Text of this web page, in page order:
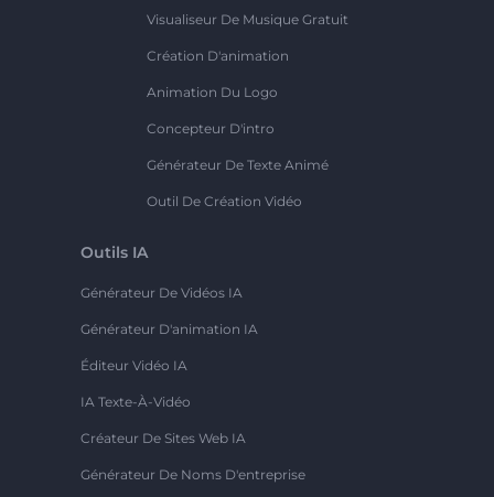
Visualiseur De Musique Gratuit
Création D'animation
Animation Du Logo
Concepteur D'intro
Générateur De Texte Animé
Outil De Création Vidéo
Outils IA
Générateur De Vidéos IA
Générateur D'animation IA
Éditeur Vidéo IA
IA Texte-À-Vidéo
Créateur De Sites Web IA
Générateur De Noms D'entreprise